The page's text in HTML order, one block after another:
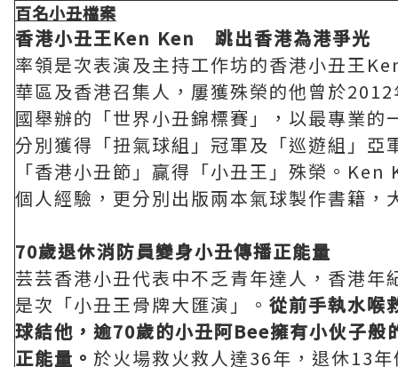
百名小丑檔案
香港小丑王Ken Ken
跳出香港為港爭光
率領是次表演及主持工作坊的香港小丑王
華區及香港召集人，屢獲殊榮的他曾於
國舉辦的「世界小丑錦標賽」，以最專業
分別獲得「扭氣球組」冠軍及「巡遊組」亞
「香港小丑節」贏得「小丑王」殊榮。
個人經驗，更分別出版兩本氣球製作書籍，
70歲退休消防員變身小丑傳播正能量
芸芸香港小丑代表中不乏青年達人，香港
是次「小丑王骨牌大匯演」。 從前手執水喉
球結他， 逾70歲的小丑阿Bee擁有小伙子般
正能量 。 於火場救火救人達36年，退休13